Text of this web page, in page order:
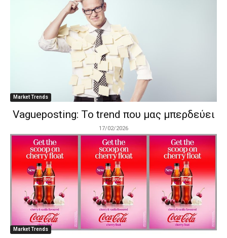
Market Trends
Vagueposting: Το trend που μας μπερδεύει
17/02/2026
Market Trends